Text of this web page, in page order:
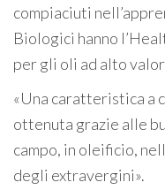
compiaciuti
Biologici hanno
per gli oli ad alto
«Una caratteristica a
ottenuta grazie alle
campo, in oleificio,
degli extravergini».